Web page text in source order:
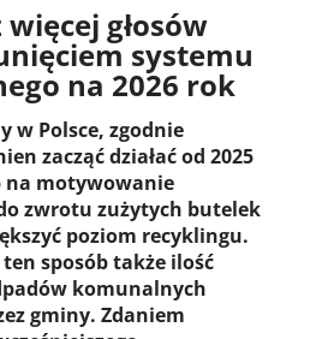
więcej głosów
systemu
na 2026 rok
w Polsce, zgodnie
zacząć działać od 2025
na motywowanie
zwrotu zużytych butelek
poziom recyklingu.
sposób także ilość
komunalnych
gminy. Zdaniem